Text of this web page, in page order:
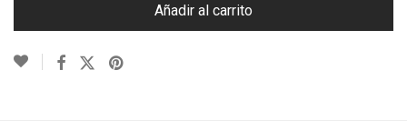
Añadir al carrito